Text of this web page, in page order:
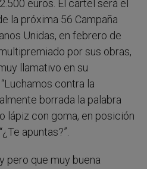
euros. El cartel será el
la próxima 56 Campaña
Unidas, en febrero de
por sus obras,
llamativo en su
contra la
borrada la palabra
lápiz con goma, en posición
apuntas?”.
pero que muy buena